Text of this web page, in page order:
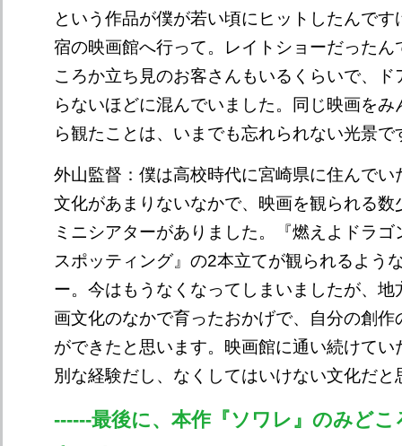
という作品が僕が若い頃にヒットしたんです
宿の映画館へ行って。レイトショーだったん
ころか立ち見のお客さんもいるくらいで、ド
らないほどに混んでいました。同じ映画をみ
ら観たことは、いまでも忘れられない光景で
外山監督：僕は高校時代に宮崎県に住んでい
文化があまりないなかで、映画を観られる数
ミニシアターがありました。『燃えよドラ
スポッティング』の2本立てが観られるよう
ー。今はもうなくなってしまいましたが、地
画文化のなかで育ったおかげで、自分の創作
ができたと思います。映画館に通い続けてい
別な経験だし、なくしてはいけない文化だと
------最後に、本作『ソワレ』のみど